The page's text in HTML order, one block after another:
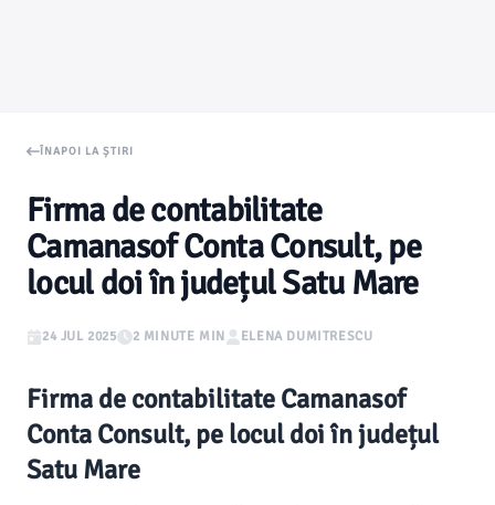
ÎNAPOI LA ȘTIRI
Firma de contabilitate
Camanasof Conta Consult, pe
locul doi în județul Satu Mare
24 JUL 2025 2 MINUTE MIN ELENA DUMITRESCU
Firma de contabilitate Camanasof
Conta Consult, pe locul doi în județul
Satu Mare